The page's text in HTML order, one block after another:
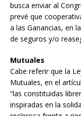
busca enviar al
prevé que
a las Ganancias, en
de seguros y/o
Mutuales
Cabe referir que la
Mutuales, en el
“las constituidas
inspiradas en la